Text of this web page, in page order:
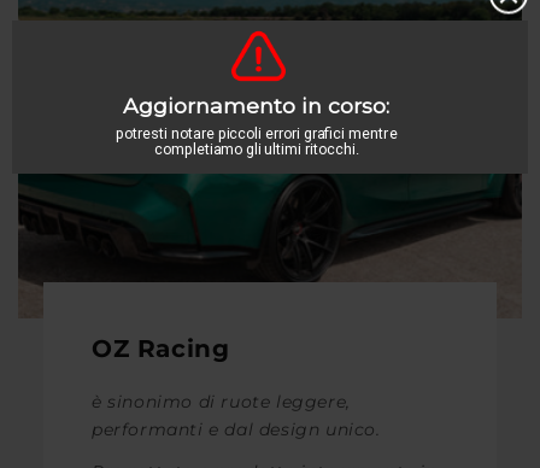
OZ Racing
è sinonimo di ruote leggere,
performanti e dal design unico.